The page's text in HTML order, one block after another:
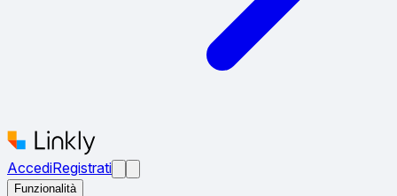
AccediRegistrati
Funzionalità